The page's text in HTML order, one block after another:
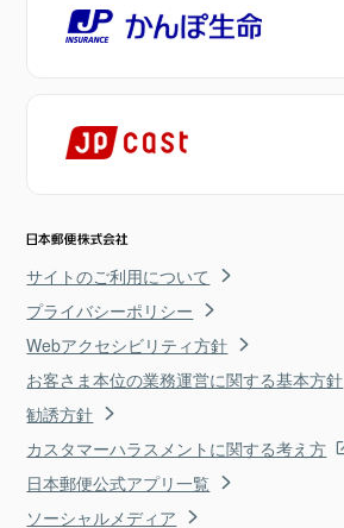
サイトのご利用について
プライバシーポリシー
Webアクセシビリティ方針
お客さま本位の業務運営に関する基本方針
勧誘方針
カスタマーハラスメントに関する考え方
日本郵便公式アプリ一覧
ソーシャルメディア